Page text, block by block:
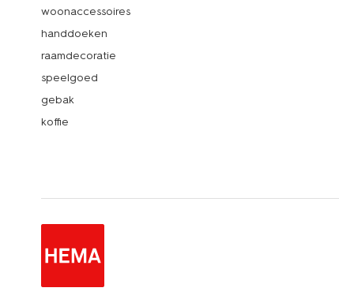
woonaccessoires
handdoeken
raamdecoratie
speelgoed
gebak
koffie